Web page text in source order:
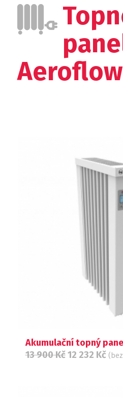
Aeroflow
Akumulační topný
13 900Kč 12 232 Kč